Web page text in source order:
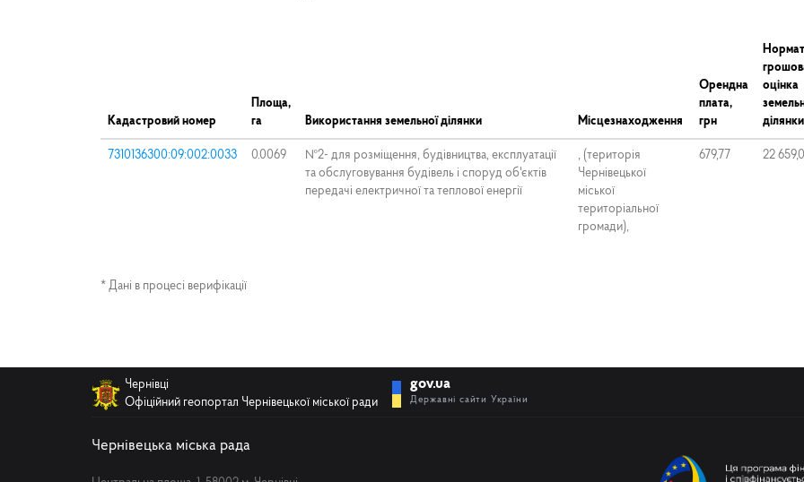
Кадастровий номер
Площа,
га
Використання земельної ділянки Місцезнаходження
Орендна
плата,
грн
оцінка
7310136300:09:002:0033 0.0069
№2- для розміщення, будівництва, експлуатації
та обслуговування будівель і споруд об'єктів
передачі електричної та теплової енергії
, (територія
Чернівецької
міської
територіальної
громади),
679,77 22
* Дані в процесі верифікації
Чернівці
Офіційний геопортал Чернівецької міської ради
gov.ua
Державні сайти України
Чернівецька міська рада